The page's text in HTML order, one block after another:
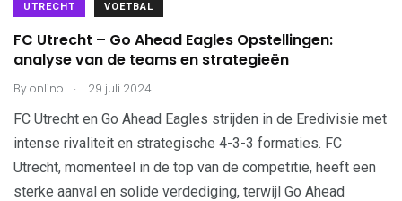
UTRECHT VOETBAL
FC Utrecht – Go Ahead Eagles Opstellingen:
analyse van de teams en strategieën
Byonlino . 29 juli 2024
FC Utrecht en Go Ahead Eagles strijden in de Eredivisie met
intense rivaliteit en strategische 4-3-3 formaties. FC
Utrecht, momenteel in de top van de competitie, heeft een
sterke aanval en solide verdediging, terwijl Go Ahead